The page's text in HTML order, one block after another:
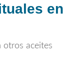
en
otros aceites